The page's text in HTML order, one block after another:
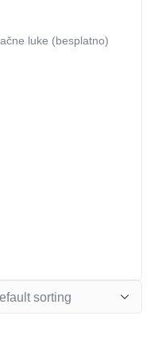
luke (besplatno)